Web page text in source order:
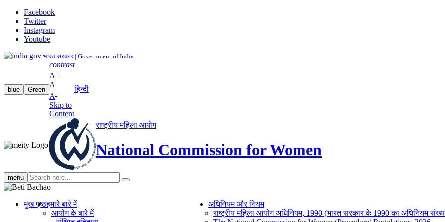
Facebook
Twitter
Instagram
Youtube
भारत सरकार | Government of India
blue Green
contrast
A+
A
A-
Skip to
Content
हिन्दी
राष्ट्रीय महिला आयोग
National Commission for Women
menu Search
search
मुख पृष्ठहमारे बारे में
आयोग के बारे में
अधिनियम और नियम
राष्ट्रीय महिला आयोग अधिनियम, 1990 (भारत सरकार के 1990 का अधिनियम